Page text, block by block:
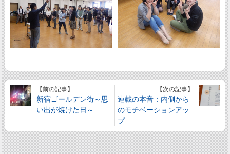
【前の記事】
新宿ゴールデン街～思
い出が焼けた日～
【次の記事】
連載の本音：内側から
のモチベーションアッ
プ